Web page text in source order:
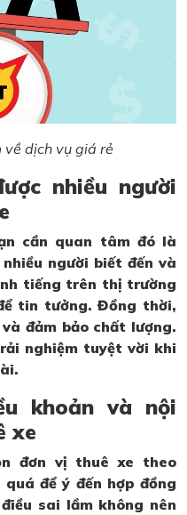
dịch vụ giá rẻ
nhiều người
cần quan tâm đó là
người biết đến và
tiếng trên thị trường
tin tưởng. Đồng thời,
đảm bảo chất lượng.
nghiệm tuyệt vời khi
khoản và nội
xe
đơn vị thuê xe theo
để ý đến hợp đồng
sai lầm không nên